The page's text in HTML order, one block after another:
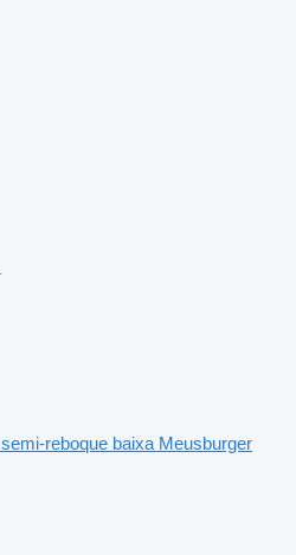
semi-reboque baixa Meusburger